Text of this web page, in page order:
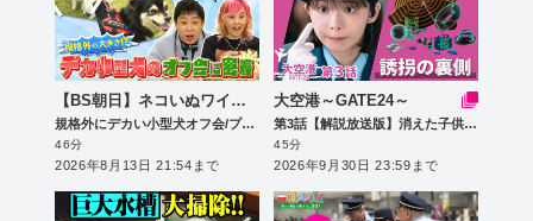
【BS朝日】ネコいぬワイドショー
規格外にデカい小型犬オフ会/プロの技術で保護犬を救うボランティアトリミング
46分
2026年8月13日 21:54まで
大空港～GATE24～
第3話【解説放送版】消えた子供と兎を追え！
45分
2026年9月30日 23:59まで